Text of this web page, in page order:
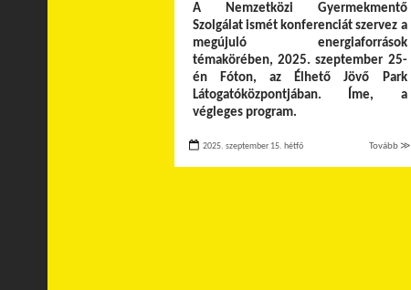
A Nemzetközi Gyermekmentő
Szolgálat ismét konferenciát szervez a
megújuló energiaforrások
témakörében, 2025. szeptember 25-
én Fóton, az Élhető Jövő Park
Látogatóközpontjában. Íme, a
végleges program.
2025. szeptember 15. hétfő Tovább ≫